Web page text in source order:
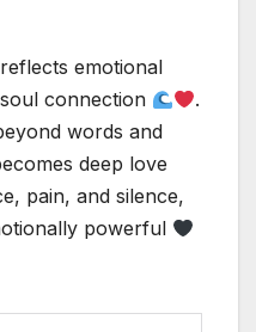
reflects emotional
connection
.
words and
deep love
pain, and silence,
powerful